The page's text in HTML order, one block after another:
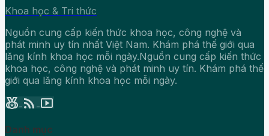
Khoa học & Tri thức
Nguồn cung cấp kiến thức khoa học, công nghệ và
phát minh uy tín nhất Việt Nam. Khám phá thế giới qua
lăng kính khoa học mỗi ngày.Nguồn cung cấp kiến thức
khoa học, công nghệ và phát minh uy tín. Khám phá thế
giới qua lăng kính khoa học mỗi ngày.
social_leaderboard rss_feed smart_display
Danh mục